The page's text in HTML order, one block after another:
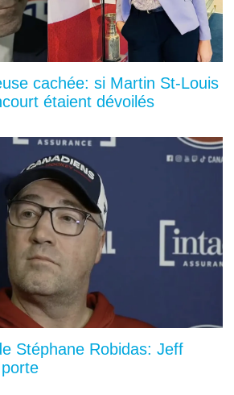
cachée: si Martin St-Louis
étaient dévoilés
Stéphane Robidas: Jeff